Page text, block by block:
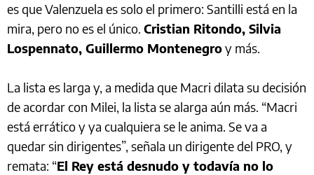
es que Valenzuela es solo el primero: Santilli está en la
mira, pero no es el único. Cristian Ritondo, Silvia
Lospennato, Guillermo Montenegroy más.
La lista es larga y, a medida que Macri dilata su decisión
de acordar con Milei, la lista se alarga aún más. “Macri
está errático y ya cualquiera se le anima. Se va a
quedar sin dirigentes”, señala un dirigente del PRO, y
remata: “El Rey está desnudo y todavía no lo